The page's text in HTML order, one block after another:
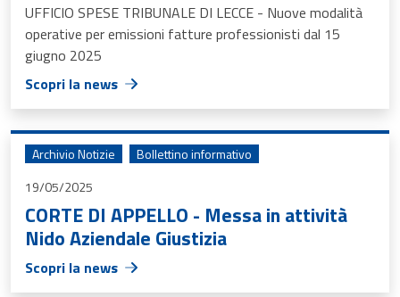
UFFICIO SPESE TRIBUNALE DI LECCE - Nuove modalità
operative per emissioni fatture professionisti dal 15
giugno 2025
Scopri la news
Archivio Notizie
Bollettino informativo
19/05/2025
CORTE DI APPELLO - Messa in attività
Nido Aziendale Giustizia
Scopri la news